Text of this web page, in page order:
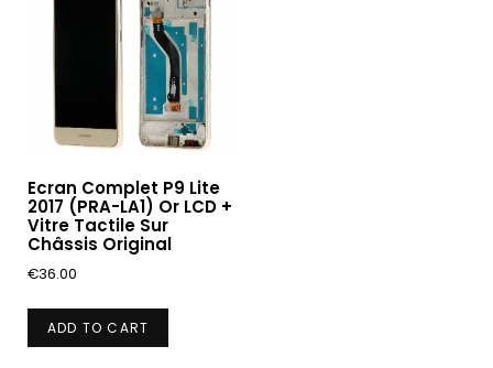
Ecran Complet P9 Lite
2017 (PRA-LA1) Or LCD +
Vitre Tactile Sur
Châssis Original
€36.00
ADD TO CART